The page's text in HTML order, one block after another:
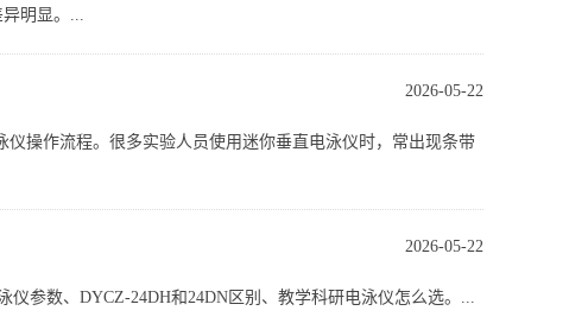
明显。...
2026-05-22
操作流程。很多实验人员使用迷你垂直电泳仪时，常出现条带
2026-05-22
参数、DYCZ-24DH和24DN区别、教学科研电泳仪怎么选。...